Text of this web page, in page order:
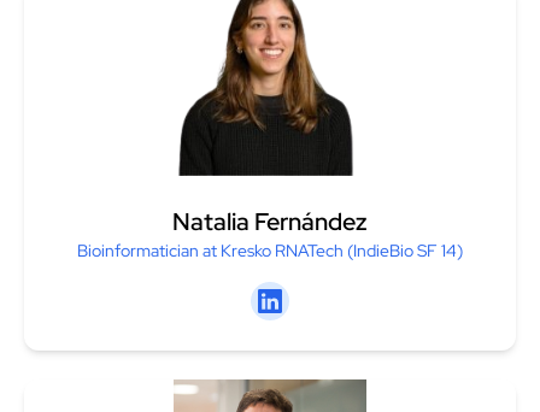
Profesionales que deseen
especializarse en el análisis de
datos específicamente en el
ámbito de la salud. Su objetivo
sería extraer información
valiosa de grandes conjuntos
tendencias, patrones y generar
informes para apoyar la toma
de decisiones en el sector de la
Profesionales que utilizan el análisis
Natalia Fernández
Bioinformatician at Kresko RNATech (IndieBio SF 14)
Linkedin